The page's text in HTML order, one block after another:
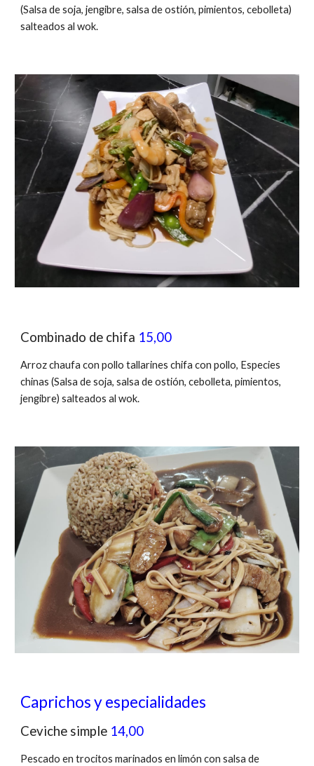
(Salsa de soja, jengibre, salsa de ostión, pimientos,cebolleta)
salteados al wok.
Combinado de chifa 15,00
Arroz chaufa con pollo tallarines chifa con pollo, Especies
chinas (Salsa de soja, salsa de ostión, cebolleta, pimientos,
jengibre) salteados al wok.
Caprichos y especialidades
Ceviche simple 14,00
Pescado en trocitos marinados en limón con salsa de